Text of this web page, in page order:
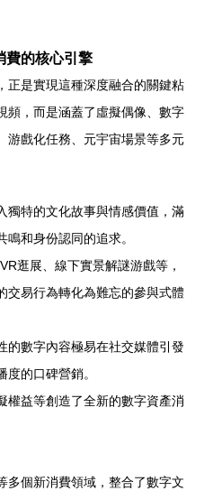
費的核心引擎
正是實現這種深度融合的關鍵粘
頻，而是涵蓋了虛擬偶像、數字
游戲化任務、元宇宙場景等多元
獨特的文化故事與情感價值，滿
和身份認同的追求。
逛展、線下實景解謎游戲等，
交易行為轉化為難忘的參與式體
的數字內容極易在社交媒體引發
的口碑營銷。
權益等創造了全新的數字資產消
多個新消費領域，整合了數字文